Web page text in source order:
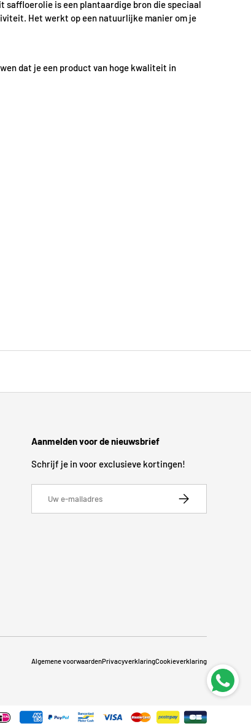
saffloerolie is een plantaardige bron die speciaal
Het werkt op een natuurlijke manier om je
dat je een product van hoge kwaliteit in
Aanmelden voor de nieuwsbrief
Schrijf je in voor exclusieve kortingen!
Abonneer
Algemene voorwaardenPrivacyverklaringCookieverklaring